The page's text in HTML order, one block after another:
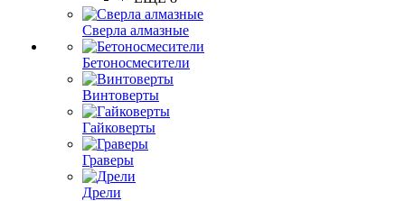
Сверла алмазные
Бетоносмесители
Винтоверты
Гайковерты
Граверы
Дрели